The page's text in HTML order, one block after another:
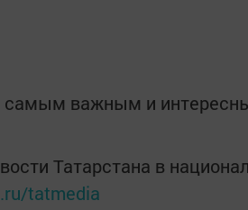
самым важным и
Татарстана в
tatmedia